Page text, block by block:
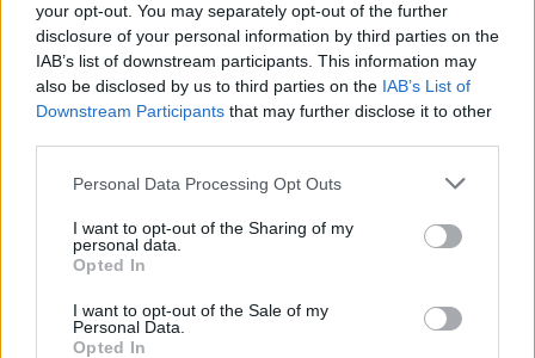
your opt-out. You may separately opt-out of the further
disclosure of your personal information by third parties on the
IAB’s list of downstream participants. This information may
also be disclosed by us to third parties on the IAB’s List of
Downstream Participants that may further disclose it to other
Please note that this website/app uses one or more Google
not limited to your visit or usage behaviour. You may click to
grant or deny consent to Google and its third-party tags to
use your data for below specified purposes in below Google
consent section.
Personal Data Processing Opt Outs
I want to opt-out of the Sharing of my
personal data.
Opted In
I want to opt-out of the Sale of my
Personal Data.
Opted In